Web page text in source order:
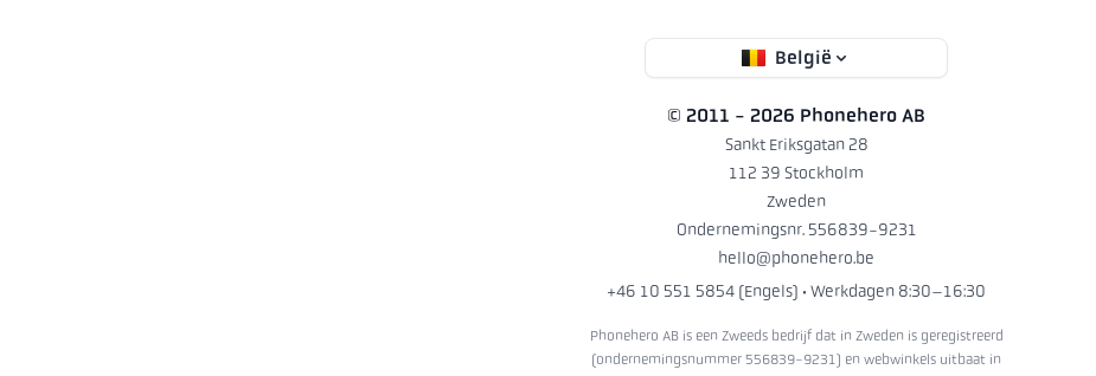
België
© 2011 - 2026 Phonehero AB
Sankt Eriksgatan 28
112 39 Stockholm
Zweden
Ondernemingsnr. 556839-9231
hello@phonehero.be
+46 10 551 5854 (Engels) · Werkdagen 8:30–16:30
Phonehero AB is een Zweeds bedrijf dat in Zweden is geregistreerd
(ondernemingsnummer 556839-9231) en webwinkels uitbaat in